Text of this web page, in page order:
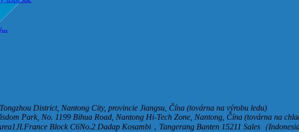
District, Nantong City, provincie Jiangsu, Čína (továrna na výrobu ledu)
Park, No. 1199 Bihua Road, Nantong Hi-Tech Zone, Nantong, Čína (továrna na
Block C6No.2 Dadap Kosambi，Tangerang Banten 15211 Sales（Indonesia